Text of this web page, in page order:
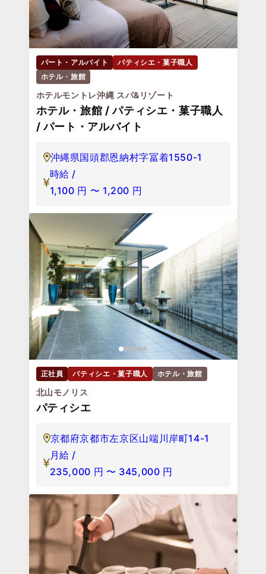
パート・アルバイト
パティシエ・菓子職人
ホテル・旅館
ホテルモントレ沖縄 スパ&リゾート
ホテル・旅館 / パティシエ・菓子職人
/ パート・アルバイト
沖縄県国頭郡恩納村字冨着1550-1
時給 /
1,100 円 〜 1,200 円
正社員 パティシエ・菓子職人 ホテル・旅館
北山モノリス
パティシエ
京都府京都市左京区山端川岸町14-1
月給 /
235,000 円 〜 345,000 円